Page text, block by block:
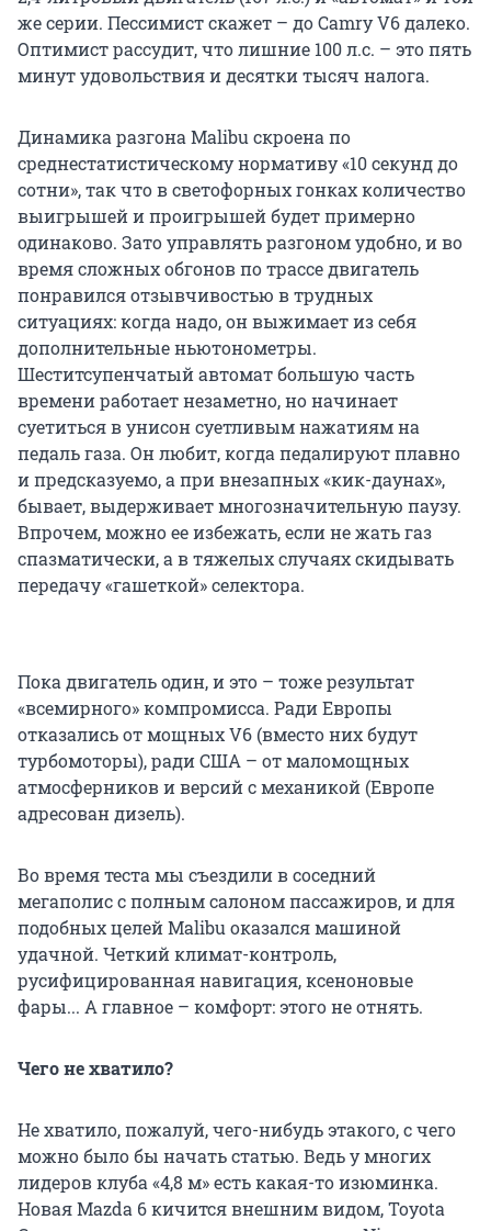
же серии. Пессимист скажет – до Camry V6 далеко.
Оптимист рассудит, что лишние 100 л.с. – это пять
минут удовольствия и десятки тысяч налога.
Динамика разгона Malibu скроена по
среднестатистическому нормативу «10 секунд до
сотни», так что в светофорных гонках количество
выигрышей и проигрышей будет примерно
одинаково. Зато управлять разгоном удобно, и во
время сложных обгонов по трассе двигатель
понравился отзывчивостью в трудных
ситуациях: когда надо, он выжимает из себя
дополнительные ньютонометры.
Шеститсупенчатый автомат большую часть
времени работает незаметно, но начинает
суетиться в унисон суетливым нажатиям на
педаль газа. Он любит, когда педалируют плавно
и предсказуемо, а при внезапных «кик-даунах»,
бывает, выдерживает многозначительную паузу.
Впрочем, можно ее избежать, если не жать газ
спазматически, а в тяжелых случаях скидывать
передачу «гашеткой» селектора.
Пока двигатель один, и это – тоже результат
«всемирного» компромисса. Ради Европы
отказались от мощных V6 (вместо них будут
турбомоторы), ради США – от маломощных
атмосферников и версий с механикой (Европе
адресован дизель).
Во время теста мы съездили в соседний
мегаполис с полным салоном пассажиров, и для
подобных целей Malibu оказался машиной
удачной. Четкий климат-контроль,
русифицированная навигация, ксеноновые
фары... А главное – комфорт: этого не отнять.
Чего не хватило?
Не хватило, пожалуй, чего-нибудь этакого, с чего
можно было бы начать статью. Ведь у многих
лидеров клуба «4,8 м» есть какая-то изюминка.
Новая Mazda 6 кичится внешним видом, Toyota